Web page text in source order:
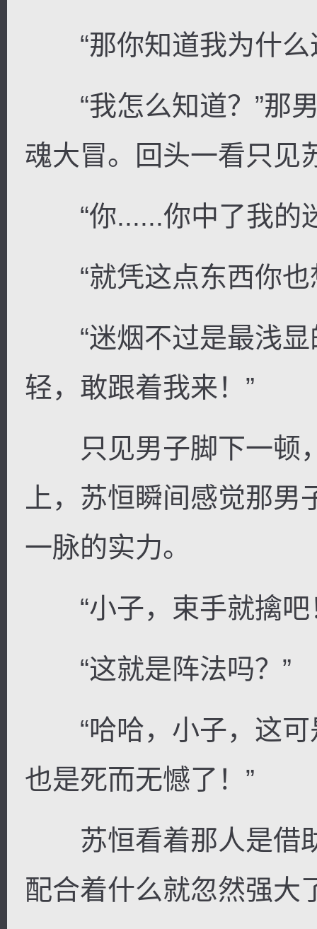
“那你知道我为什么
“我怎么知道？”那男
魂大冒。回头一看只见
“你......你中了我的
“就凭这点东西你也
“迷烟不过是最浅显
轻，敢跟着我来！”
只见男子脚下一顿
上，苏恒瞬间感觉那
一脉的实力。
“小子，束手就擒吧
“这就是阵法吗？”
“哈哈，小子，这可
也是死而无憾了！”
苏恒看着那人是借
配合着什么就忽然强大